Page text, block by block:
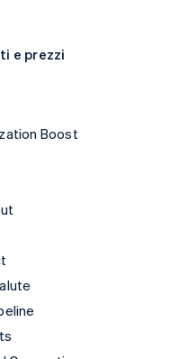
e prezzi
Boost